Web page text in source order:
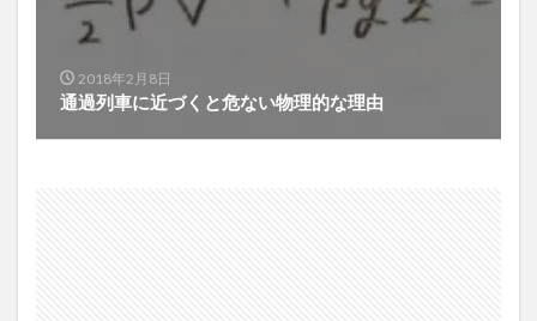
2018年2月8日
通過列車に近づくと危ない物理的な理由